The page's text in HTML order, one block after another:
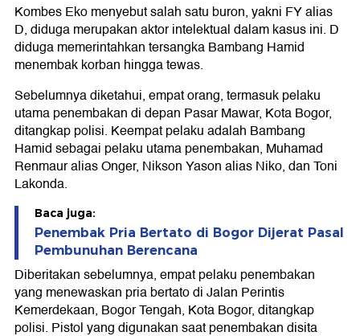
Kombes Eko menyebut salah satu buron, yakni FY alias
D, diduga merupakan aktor intelektual dalam kasus ini. D
diduga memerintahkan tersangka Bambang Hamid
menembak korban hingga tewas.
Sebelumnya diketahui, empat orang, termasuk pelaku
utama penembakan di depan Pasar Mawar, Kota Bogor,
ditangkap polisi. Keempat pelaku adalah Bambang
Hamid sebagai pelaku utama penembakan, Muhamad
Renmaur alias Onger, Nikson Yason alias Niko, dan Toni
Lakonda.
Baca juga:
Penembak Pria Bertato di Bogor Dijerat Pasal
Pembunuhan Berencana
Diberitakan sebelumnya, empat pelaku penembakan
yang menewaskan pria bertato di Jalan Perintis
Kemerdekaan, Bogor Tengah, Kota Bogor, ditangkap
polisi. Pistol yang digunakan saat penembakan disita